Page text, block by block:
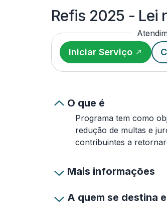
Refis 2025 - Lei
Iniciar Serviço
O que é
Programa tem como
redução de multas e
contribuintes a
Mais informações
A quem se destina